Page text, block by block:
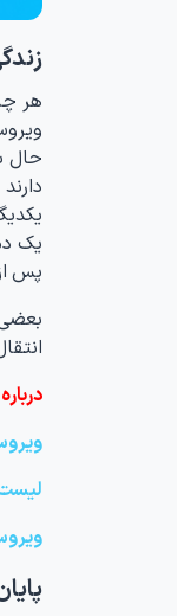
یک
پس
لیست